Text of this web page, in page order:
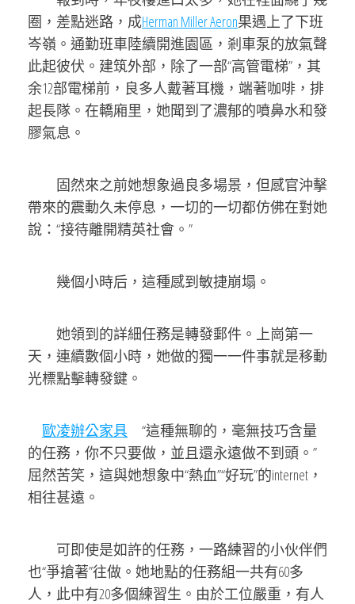
圈，差點迷路，成Herman Miller Aeron果遇上了下班
岑嶺。通勤班車陸續開進園區，剎車泵的放氣聲
此起彼伏。建筑外部，除了一部“高管電梯”，其
余12部電梯前，良多人戴著耳機，端著咖啡，排
起長隊。在轎廂里，她聞到了濃郁的噴鼻水和發
膠氣息。
固然來之前她想象過良多場景，但感官沖擊
帶來的震動久未停息，一切的一切都仿佛在對她
說：“接待離開精英社會。”
幾個小時后，這種感到敏捷崩塌。
她領到的詳細任務是轉發郵件。上崗第一
天，連續數個小時，她做的獨一一件事就是移動
光標點擊轉發鍵。
歐凌辦公家具 “這種無聊的，毫無技巧含量
的任務，你不只要做，並且還永遠做不到頭。”
屈然苦笑，這與她想象中“熱血”“好玩”的internet，
相往甚遠。
可即使是如許的任務，一路練習的小伙伴們
也“爭搶著”往做。她地點的任務組一共有60多
人，此中有20多個練習生。由於工位嚴重，有人